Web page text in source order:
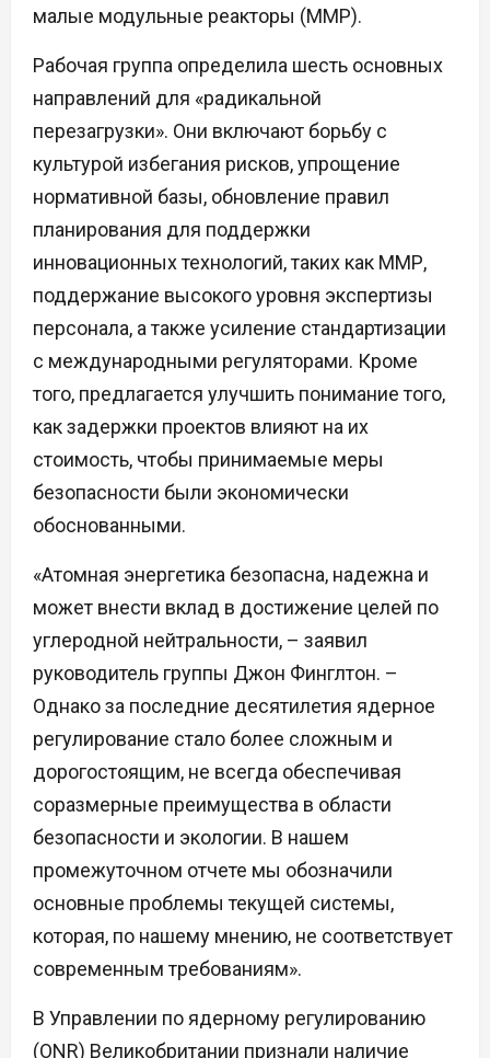
малые модульные реакторы (ММР).
Рабочая группа определила шесть основных
направлений для «радикальной
перезагрузки». Они включают борьбу с
культурой избегания рисков, упрощение
нормативной базы, обновление правил
планирования для поддержки
инновационных технологий, таких как ММР,
поддержание высокого уровня экспертизы
персонала, а также усиление стандартизации
с международными регуляторами. Кроме
того, предлагается улучшить понимание того,
как задержки проектов влияют на их
стоимость, чтобы принимаемые меры
безопасности были экономически
обоснованными.
«Атомная энергетика безопасна, надежна и
может внести вклад в достижение целей по
углеродной нейтральности, – заявил
руководитель группы Джон Финглтон. –
Однако за последние десятилетия ядерное
регулирование стало более сложным и
дорогостоящим, не всегда обеспечивая
соразмерные преимущества в области
безопасности и экологии. В нашем
промежуточном отчете мы обозначили
основные проблемы текущей системы,
которая, по нашему мнению, не соответствует
современным требованиям».
В Управлении по ядерному регулированию
(ONR) Великобритании признали наличие